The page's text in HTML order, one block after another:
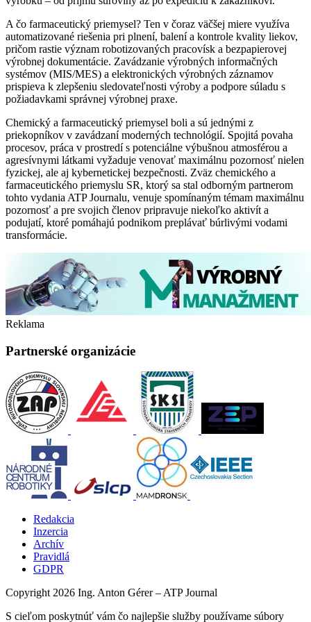
A čo farmaceutický priemysel? Ten v čoraz väčšej miere využíva
automatizované riešenia pri plnení, balení a kontrole kvality liekov,
pričom rastie význam robotizovaných pracovísk a bezpapierovej
výrobnej dokumentácie. Zavádzanie výrobných informačných
systémov (MIS/MES) a elektronických výrobných záznamov
prispieva k zlepšeniu sledovateľnosti výroby a podpore súladu s
požiadavkami správnej výrobnej praxe.
Chemický a farmaceutický priemysel boli a sú jednými z
priekopníkov v zavádzaní moderných technológií. Spojitá povaha
procesov, práca v prostredí s potenciálne výbušnou atmosférou a
agresívnymi látkami vyžaduje venovať maximálnu pozornosť nielen
fyzickej, ale aj kybernetickej bezpečnosti. Zväz chemického a
farmaceutického priemyslu SR, ktorý sa stal odborným partnerom
tohto vydania ATP Journalu, venuje spomínaným témam maximálnu
pozornosť a pre svojich členov pripravuje niekoľko aktivít a
podujatí, ktoré pomáhajú podnikom preplávať búrlivými vodami
transformácie.
Reklama
Partnerské organizácie
Redakcia
Inzercia
Archív
Pravidlá
GDPR
Copyright 2026 Ing. Anton Gérer – ATP Journal
S cieľom poskytnúť vám čo najlepšie služby používame súbory